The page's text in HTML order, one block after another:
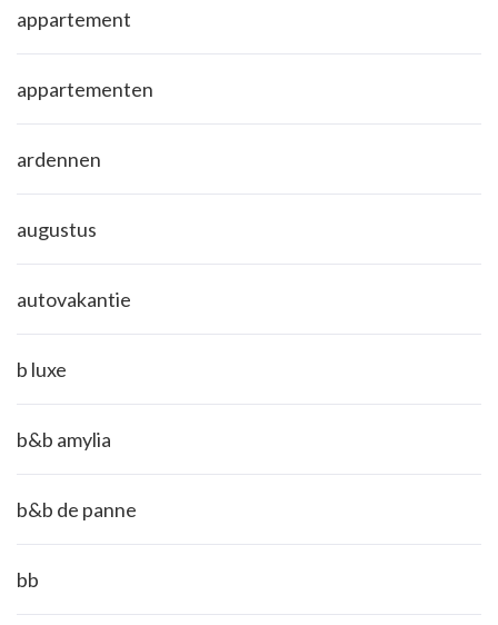
appartement
appartementen
ardennen
augustus
autovakantie
b luxe
b&b amylia
b&b de panne
bb